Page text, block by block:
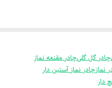
چادر گل گلیچادر مقنعه نماز
نمازچادر نماز آستین دار
دار